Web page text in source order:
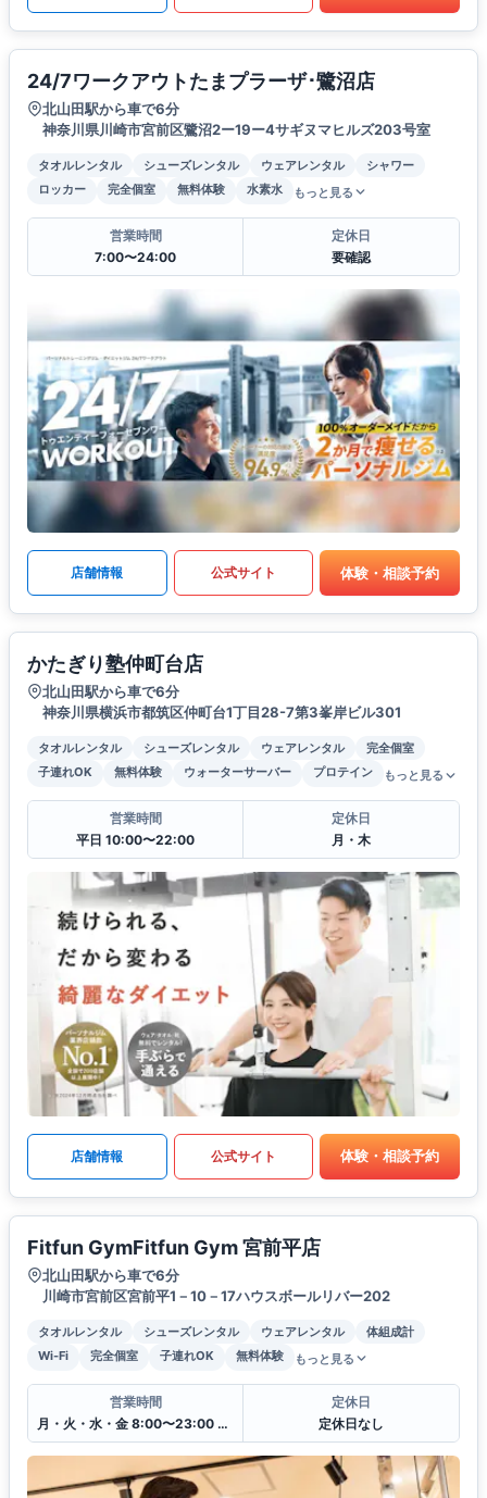
24/7ワークアウトたまプラーザ･鷺沼店
北山田駅から車で6分
神奈川県川崎市宮前区鷺沼2ー19ー4サギヌマヒルズ203号室
タオルレンタル シューズレンタル ウェアレンタル
シャワー
ロッカー
完全個室 無料体験 水素水 もっと見る
営業時間
7:00〜24:00
定休日
要確認
店舗情報 公式サイト 体験・相談予約
かたぎり塾仲町台店
北山田駅から車で6分
神奈川県横浜市都筑区仲町台1丁目28-7第3峯岸ビル301
タオルレンタル シューズレンタル ウェアレンタル
完全個室
子連れOK
無料体験 ウォーターサーバー プロテイン もっと見る
営業時間
平日 10:00〜22:00
定休日
月・木
店舗情報 公式サイト 体験・相談予約
Fitfun GymFitfun Gym 宮前平店
北山田駅から車で6分
川崎市宮前区宮前平1－10－17ハウスボールリバー202
タオルレンタル シューズレンタル ウェアレンタル
体組成計
Wi-Fi
完全個室 子連れOK 無料体験 もっと見る
営業時間
月・火・水・金 8:00〜23:00 木・土・日・祝 10:00〜22:00
定休日
定休日なし